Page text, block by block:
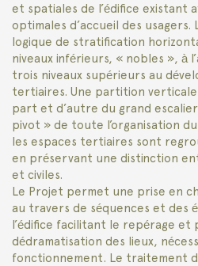
et spatiales de l’édifice existant
optimales d’accueil des usagers.
logique de stratification
niveaux inférieurs, « nobles », à
trois niveaux supérieurs au
tertiaires. Une partition verticale
part et d’autre du grand
pivot » de toute l’organisation du
les espaces tertiaires sont
en préservant une distinction
et civiles.
Le Projet permet une prise en
au travers de séquences et des
l’édifice facilitant le repérage
dédramatisation des lieux,
fonctionnement. Le traitement